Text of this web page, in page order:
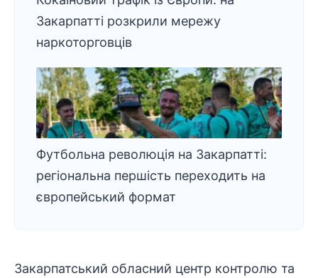
Закарпатті розкрили мережу
наркоторговців
Футбольна революція на Закарпатті:
регіональна першість переходить на
європейський формат
Закарпатський обласний центр контролю та